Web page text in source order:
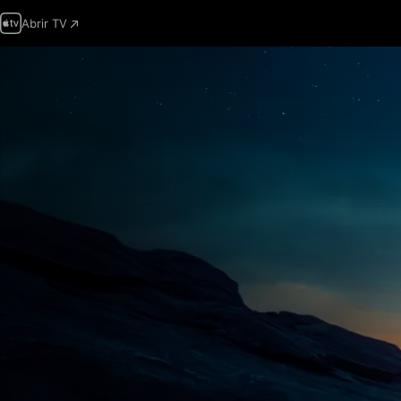
Abrir TV